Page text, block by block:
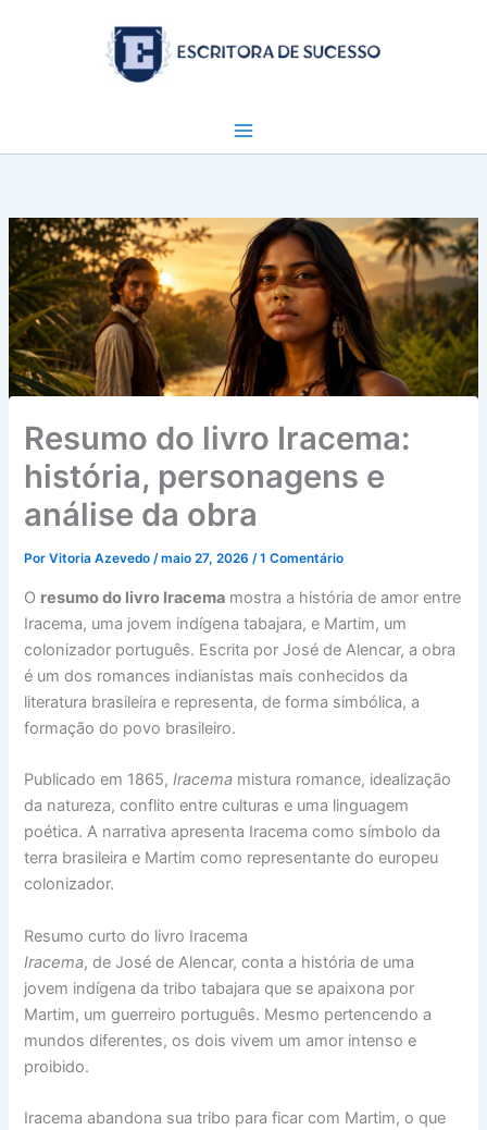
Resumo do livro Iracema:
história, personagens e
análise da obra
PorVitoria Azevedo/maio 27, 2026/1 Comentário
O resumo do livro Iracema mostra a história de amor entre
Iracema, uma jovem indígena tabajara, e Martim, um
colonizador português. Escrita por José de Alencar, a obra
é um dos romances indianistas mais conhecidos da
literatura brasileira e representa, de forma simbólica, a
formação do povo brasileiro.
Publicado em 1865,Iracema mistura romance, idealização
da natureza, conflito entre culturas e uma linguagem
poética. A narrativa apresenta Iracema como símbolo da
terra brasileira e Martim como representante do europeu
colonizador.
Resumo curto do livro Iracema
Iracema, de José de Alencar, conta a história de uma
jovem indígena da tribo tabajara que se apaixona por
Martim, um guerreiro português. Mesmo pertencendo a
mundos diferentes, os dois vivem um amor intenso e
proibido.
Iracema abandona sua tribo para ficar com Martim, o que